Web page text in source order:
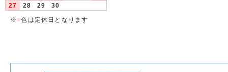
27
28 29
30
※ ■色は定休日となります